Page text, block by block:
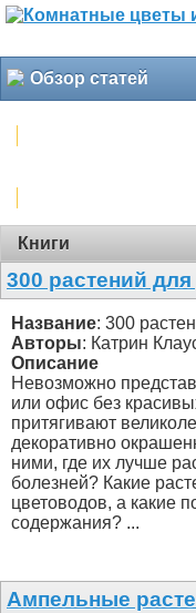
Обзор статей
Книги
300 растений
Название: 300
Авторы: Катрин
Описание
Невозможно
или офис без
притягивают
декоративно
ними, где их лучше
болезней? Какие
цветоводов, а какие
содержания? ...
Ампельные